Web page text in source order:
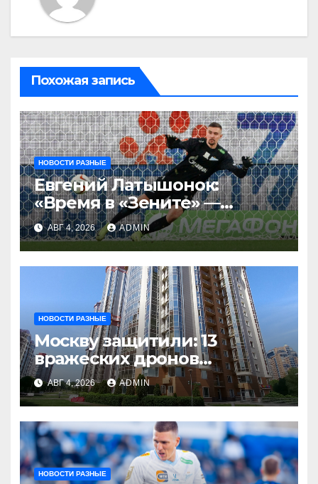
Похожая запись
НОВОСТИ РАЗНЫЕ
Евгений Латышонок:
«Время в «Зените» —
отличный опыт, я
благодарен
Санкт‑Петербургу»
АВГ 4, 2026 ADMIN
НОВОСТИ РАЗНЫЕ
Москву защитили: 13
вражеских дронов
уничтожены за день
АВГ 4, 2026 ADMIN
НОВОСТИ РАЗНЫЕ